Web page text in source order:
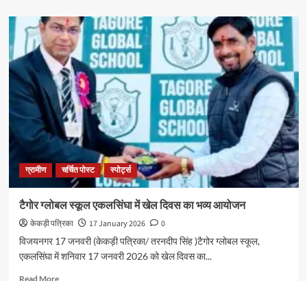
ग्रामीण चर्चित पोस्ट स्पोर्ट्स
टैगोर ग्लोबल स्कूल एकलसिंघा में खेल दिवस का भव्य आयोजन
केकड़ी पत्रिका 17 January 2026
0
विजयनगर 17 जनवरी (केकड़ी पत्रिका/ तरनदीप सिंह )टैगोर ग्लोबल स्कूल,
एकलसिंघा में शनिवार 17 जनवरी 2026 को खेल दिवस का...
Read More